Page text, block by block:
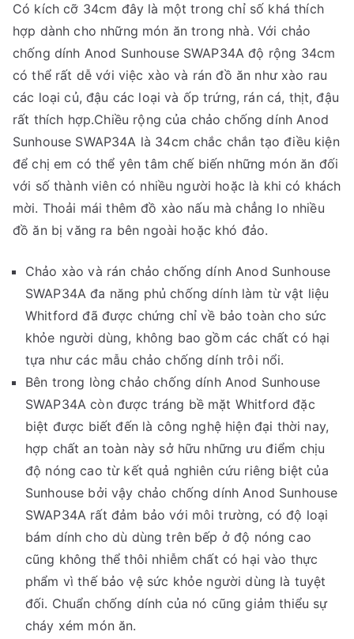
Có kích cỡ 34cm đây là một trong chỉ số khá thích
hợp dành cho những món ăn trong nhà. Với chảo
chống dính Anod Sunhouse SWAP34A độ rộng 34cm
có thể rất dễ với việc xào và rán đồ ăn như xào rau
các loại củ, đậu các loại và ốp trứng, rán cá, thịt, đậu
rất thích hợp.Chiều rộng của chảo chống dính Anod
Sunhouse SWAP34A là 34cm chắc chắn tạo điều kiện
để chị em có thể yên tâm chế biến những món ăn đối
với số thành viên có nhiều người hoặc là khi có khách
mời. Thoải mái thêm đồ xào nấu mà chẳng lo nhiều
đồ ăn bị văng ra bên ngoài hoặc khó đảo.
Chảo xào và rán chảo chống dính Anod Sunhouse
SWAP34A đa năng phủ chống dính làm từ vật liệu
Whitford đã được chứng chỉ về bảo toàn cho sức
khỏe người dùng, không bao gồm các chất có hại
tựa như các mẫu chảo chống dính trôi nổi.
Bên trong lòng chảo chống dính Anod Sunhouse
SWAP34A còn được tráng bề mặt Whitford đặc
biệt được biết đến là công nghệ hiện đại thời nay,
hợp chất an toàn này sở hữu những ưu điểm chịu
độ nóng cao từ kết quả nghiên cứu riêng biệt của
Sunhouse bởi vậy chảo chống dính Anod Sunhouse
SWAP34A rất đảm bảo với môi trường, có độ loại
bám dính cho dù dùng trên bếp ở độ nóng cao
cũng không thể thôi nhiễm chất có hại vào thực
phẩm vì thế bảo vệ sức khỏe người dùng là tuyệt
đối. Chuẩn chống dính của nó cũng giảm thiểu sự
cháy xém món ăn.